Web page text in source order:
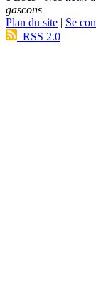
gascons
Plan du site | Se
RSS 2.0